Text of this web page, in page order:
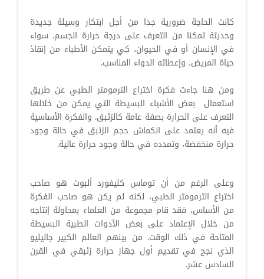
كانت الحاجة ضرورية جدا من أجل ابتكار وسيلة جديدة
وحديثة تمكنا من التعرف على درجة حرارة الجسم. سواء
في الإنسان أو في الحيوان، كي يتمكن الأطباء من إنقاذ
حياة المريض، وإعطائه الدواء المناسب.
ومن هنا جاءت فكرة اختراع الترمومتر الطبي عن طريق
استعمال بعض الأشياء البسيطة التي يمكن من خلالها
التعرف على الحرارة بصفة عامة كالزئبق. والفكرة الأساسية
فيه أنه يعتمد على انكماش حجم الزئبق في حالة وجود
حرارة منخفضة، وتمدده في حالة وجود حرارة عالية.
وعلى الرغم من أن توماس كليفورد ألبوت هو صاحب
اختراع الترمومتر الطبي، لكنه لم يكن هو صاحب الفكرة
من الأساس، فقد قام مجموعة من العلماء بمحاولة إنتاجه
من خلال الإعتماد على بعض الأدوات الطبية البسيطة
المتاحة في ذلك الوقت. من بينهم العالم الكبير جاليليو
الذي نجح في تقديم أول جهاز حرارة زئبقي في القرن
السادس عشر.